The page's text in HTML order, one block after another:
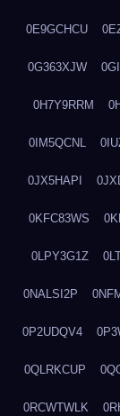
0E9GCHCU
0G363XJW
0H7Y9RRM
0IM5QCNL
0JX5HAPI
0KFC83WS
0LPY3G1Z
0NALSI2P
0P2UDQV4
0QLRKCUP
0RCWTWLK